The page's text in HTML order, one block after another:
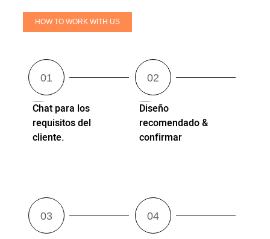
HOW TO WORK WITH US
Chat para los
requisitos del
cliente.
Diseño
recomendado &
confirmar